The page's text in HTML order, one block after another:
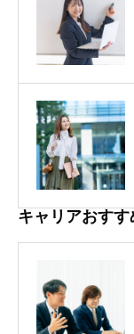
キャリアおすす